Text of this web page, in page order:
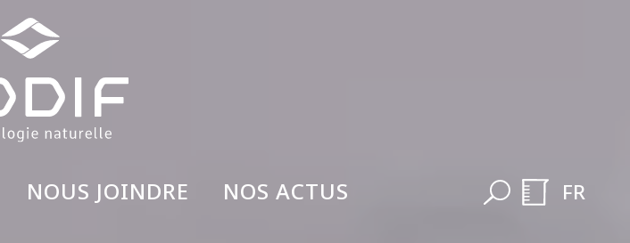
NOUS JOINDRE NOS ACTUS FR